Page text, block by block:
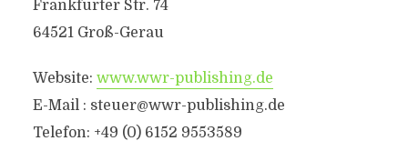
Frankfurter Str. 74
64521 Groß-Gerau
Website: www.wwr-publishing.de
E-Mail : steuer@wwr-publishing.de
Telefon: +49 (0) 6152 9553589